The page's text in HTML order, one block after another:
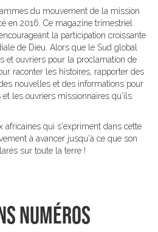
du mouvement de la mission
en 2016. Ce magazine trimestriel
la participation croissante
de Dieu. Alors que le Sud global
et ouvriers pour la proclamation de
raconter les histoires, rapporter des
nouvelles et des informations pour
les ouvriers missionnaires qu'ils
africaines qui s'expriment dans cette
à avancer jusqu'à ce que son
sur toute la terre !
NUMÉROS